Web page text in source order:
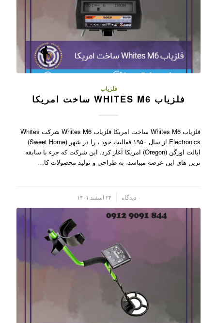
فلزیاب
فلزیاب WHITES M6 ساخت امریکا
فلزیاب Whites M6 ساخت امریکا فلزیاب Whites M6 شرکت Whites
Electronics از سال ۱۹۵۰ فعالیت خود ، را در شهر (Sweet Home)
ایالت اورگن (Oregon) امریکا آغاز کرد. این شرکت که جزء با سابقه
ترین های این عرصه میباشد، به طراحی و تولید محصولات کا…
۰ دیدگاه ۲۴ اسفند ۱۴۰۱